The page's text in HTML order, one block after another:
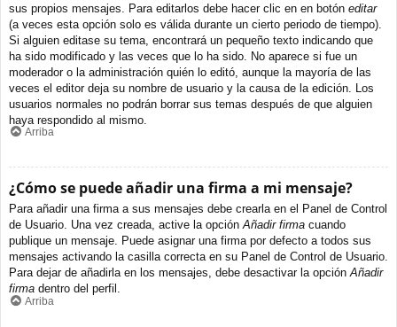
sus propios mensajes. Para editarlos debe hacer clic en en botón editar
(a veces esta opción solo es válida durante un cierto periodo de tiempo).
Si alguien editase su tema, encontrará un pequeño texto indicando que
ha sido modificado y las veces que lo ha sido. No aparece si fue un
moderador o la administración quién lo editó, aunque la mayoría de las
veces el editor deja su nombre de usuario y la causa de la edición. Los
usuarios normales no podrán borrar sus temas después de que alguien
haya respondido al mismo.
Arriba
¿Cómo se puede añadir una firma a mi mensaje?
Para añadir una firma a sus mensajes debe crearla en el Panel de Control
de Usuario. Una vez creada, active la opciónAñadir firma cuando
publique un mensaje. Puede asignar una firma por defecto a todos sus
mensajes activando la casilla correcta en su Panel de Control de Usuario.
Para dejar de añadirla en los mensajes, debe desactivar la opciónAñadir
firma dentro del perfil.
Arriba